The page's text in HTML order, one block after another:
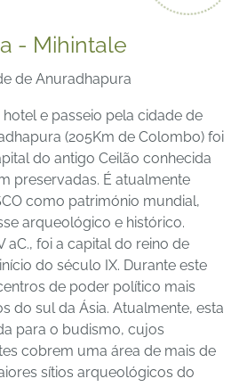
- Mihintale
de Anuradhapura
e passeio pela cidade de
(205Km de Colombo) foi
do antigo Ceilão conhecida
preservadas. É atualmente
como património mundial,
arqueológico e histórico.
aC., foi a capital do reino de
do século IX. Durante este
de poder político mais
do sul da Ásia. Atualmente, esta
para o budismo, cujos
cobrem uma área de mais de
sítios arqueológicos do